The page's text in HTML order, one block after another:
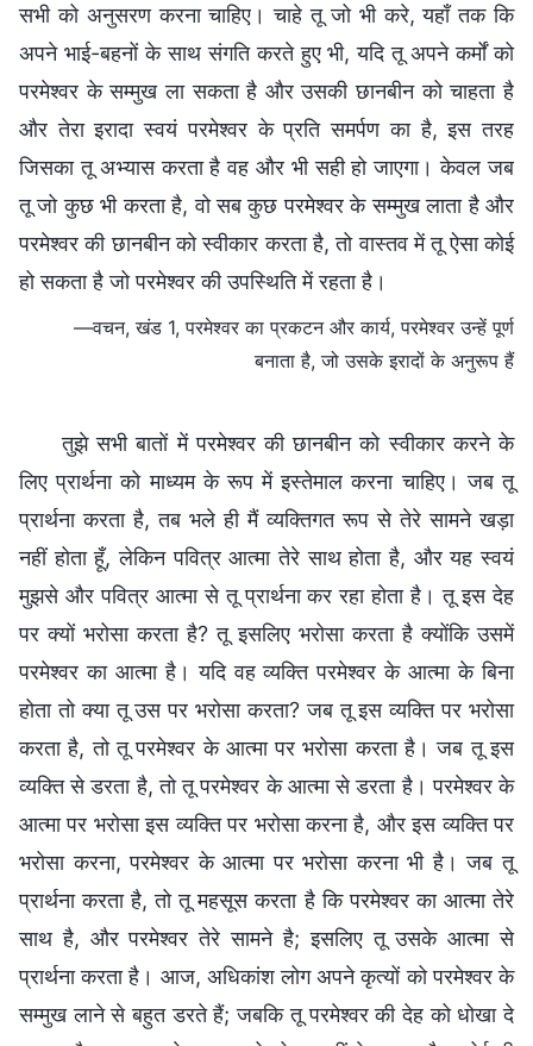
सभी को अनुसरण करना चाहिए। चाहे तू जो भी करे, यहाँ तक कि
अपने भाई-बहनों के साथ संगति करते हुए भी, यदि तू अपने कर्मों को
परमेश्वर के सम्मुख ला सकता है और उसकी छानबीन को चाहता है
और तेरा इरादा स्वयं परमेश्वर के प्रति समर्पण का है, इस तरह
जिसका तू अभ्यास करता है वह और भी सही हो जाएगा। केवल जब
तू जो कुछ भी करता है, वो सब कुछ परमेश्वर के सम्मुख लाता है और
परमेश्वर की छानबीन को स्वीकार करता है, तो वास्तव में तू ऐसा कोई
हो सकता है जो परमेश्वर की उपस्थिति में रहता है।
—वचन, खंड 1, परमेश्वर का प्रकटन और कार्य, परमेश्वर उन्हें पूर्ण
बनाता है, जो उसके इरादों के अनुरूप हैं
तुझे सभी बातों में परमेश्वर की छानबीन को स्वीकार करने के
लिए प्रार्थना को माध्यम के रूप में इस्तेमाल करना चाहिए। जब तू
प्रार्थना करता है, तब भले ही मैं व्यक्तिगत रूप से तेरे सामने खड़ा
नहीं होता हूँ, लेकिन पवित्र आत्मा तेरे साथ होता है, और यह स्वयं
मुझसे और पवित्र आत्मा से तू प्रार्थना कर रहा होता है। तू इस देह
पर क्यों भरोसा करता है? तू इसलिए भरोसा करता है क्योंकि उसमें
परमेश्वर का आत्मा है। यदि वह व्यक्ति परमेश्वर के आत्मा के बिना
होता तो क्या तू उस पर भरोसा करता? जब तू इस व्यक्ति पर भरोसा
करता है, तो तू परमेश्वर के आत्मा पर भरोसा करता है। जब तू इस
व्यक्ति से डरता है, तो तू परमेश्वर के आत्मा से डरता है। परमेश्वर के
आत्मा पर भरोसा इस व्यक्ति पर भरोसा करना है, और इस व्यक्ति पर
भरोसा करना, परमेश्वर के आत्मा पर भरोसा करना भी है। जब तू
प्रार्थना करता है, तो तू महसूस करता है कि परमेश्वर का आत्मा तेरे
साथ है, और परमेश्वर तेरे सामने है; इसलिए तू उसके आत्मा से
प्रार्थना करता है। आज, अधिकांश लोग अपने कृत्यों को परमेश्वर के
सम्मुख लाने से बहुत डरते हैं; जबकि तू परमेश्वर की देह को धोखा दे